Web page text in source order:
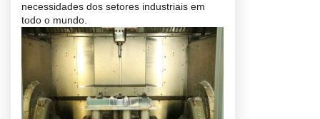
necessidades dos setores industriais em
todo o mundo.